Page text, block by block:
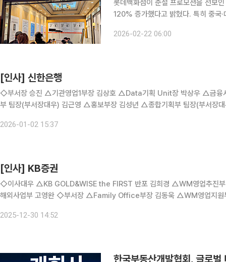
롯데백화점이 춘절 프로모션을 선보
120% 증가했다고 밝혔다. 특히 중국
을 피하려는 이른 분산 출국 여행 수
2026-02-22 06:00
[인사] 신한은행
◇부서장 승진 △기관영업1부장 김상호 △Data기획 Unit장 박상우 △금융서비스개발부 팀장(부서장대우) 박병건 △디지털서비스개발
부 팀장(부서장대우) 김근영 △홍보부장 김성년 △종합기획부 팀장(부서장
2026-01-02 15:37
[인사] KB증권
◇이사대우 △KB GOLD&WISE the FIRST 반포 김희경 △WM영업추진
해외사업부 고영완 ◇부서장 △Family Office부장 김동욱 △WM영업지원부장 한정연 △글로벌파생영업부장 강준우 △법인연금영업1
2025-12-30 14:52
한국부동산개발협회, 글로